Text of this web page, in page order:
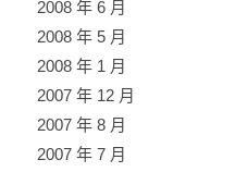
2008 年 6 月
2008 年 5 月
2008 年 1 月
2007 年 12 月
2007 年 8 月
2007 年 7 月